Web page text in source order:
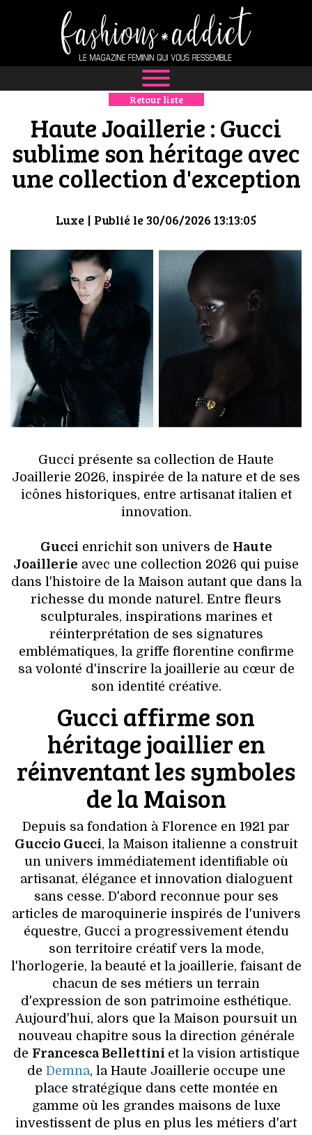
NEWS
MODE
LUXE
DÉFILÉS
BOUTIQUE
CULTURE
HIGH TECH
MAISON
AUTO
LIEUX TENDANCES
BEAUTÉ
MODE DE RUE
HISTOIRE DES MARQUES
DÉCO
VOYAGES & LOISIRS
Retour liste
Haute Joaillerie : Gucci
sublime son héritage avec
une collection d'exception
Luxe | Publié le 30/06/2026 13:13:05
Gucci présente sa collection de Haute
Joaillerie 2026, inspirée de la nature et de ses
icônes historiques, entre artisanat italien et
innovation.
Gucci enrichit son univers de Haute
Joaillerie avec une collection 2026 qui puise
dans l'histoire de la Maison autant que dans la
richesse du monde naturel. Entre fleurs
sculpturales, inspirations marines et
réinterprétation de ses signatures
emblématiques, la griffe florentine confirme
sa volonté d'inscrire la joaillerie au cœur de
son identité créative.
Gucci affirme son
héritage joaillier en
réinventant les symboles
de la Maison
Depuis sa fondation à Florence en 1921 par
Guccio Gucci, la Maison italienne a construit
un univers immédiatement identifiable où
artisanat, élégance et innovation dialoguent
sans cesse. D'abord reconnue pour ses
articles de maroquinerie inspirés de l'univers
équestre, Gucci a progressivement étendu
son territoire créatif vers la mode,
l'horlogerie, la beauté et la joaillerie, faisant de
chacun de ses métiers un terrain
d'expression de son patrimoine esthétique.
Aujourd'hui, alors que la Maison poursuit un
nouveau chapitre sous la direction générale
de Francesca Bellettini et la vision artistique
de Demna, la Haute Joaillerie occupe une
place stratégique dans cette montée en
gamme où les grandes maisons de luxe
investissent de plus en plus les métiers d'art